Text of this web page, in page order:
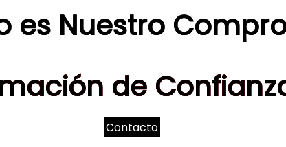
es Nuestro
de
Contacto